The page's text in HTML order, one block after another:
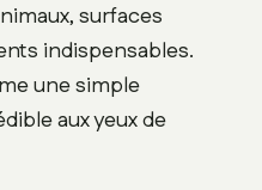
surfaces
indispensables.
une simple
aux yeux de